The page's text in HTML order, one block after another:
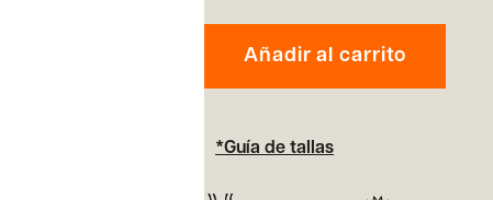
Añadir al carrito
*Guía de tallas